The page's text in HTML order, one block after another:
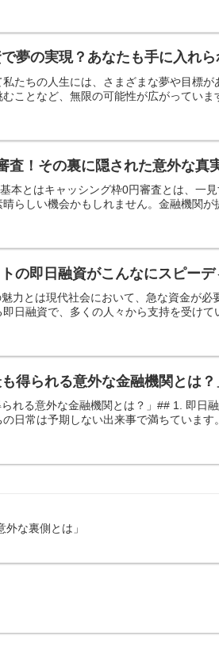
夢の実現？あなたも手に入れら
たちの人生には、さまざまな夢や目標
ことなど、無限の可能性が広がっていま
査！その裏に隠された意外な真
本とはキャッシング枠0円審査とは、一
らしい機会かもしれません。金融機関が
の即日融資がこんなにスピーデ
力とは現代社会において、急な資金が
日融資で、多くの人々から支持を受けて
得られる意外な金融機関とは？
れる意外な金融機関とは？」## 1. 即日
日常は予期しない出来事で満ちています
な裏側とは」